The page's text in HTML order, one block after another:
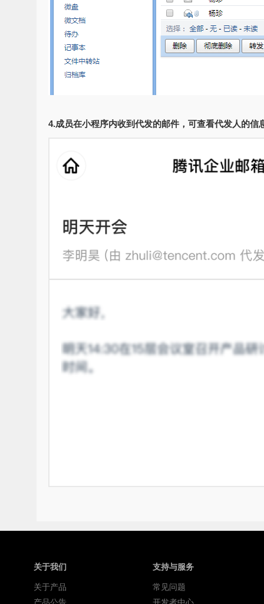
4.成员在小程序内收到代发的邮件，可查看代发人的信
关于我们
关于产品
支持与服务
常见问题